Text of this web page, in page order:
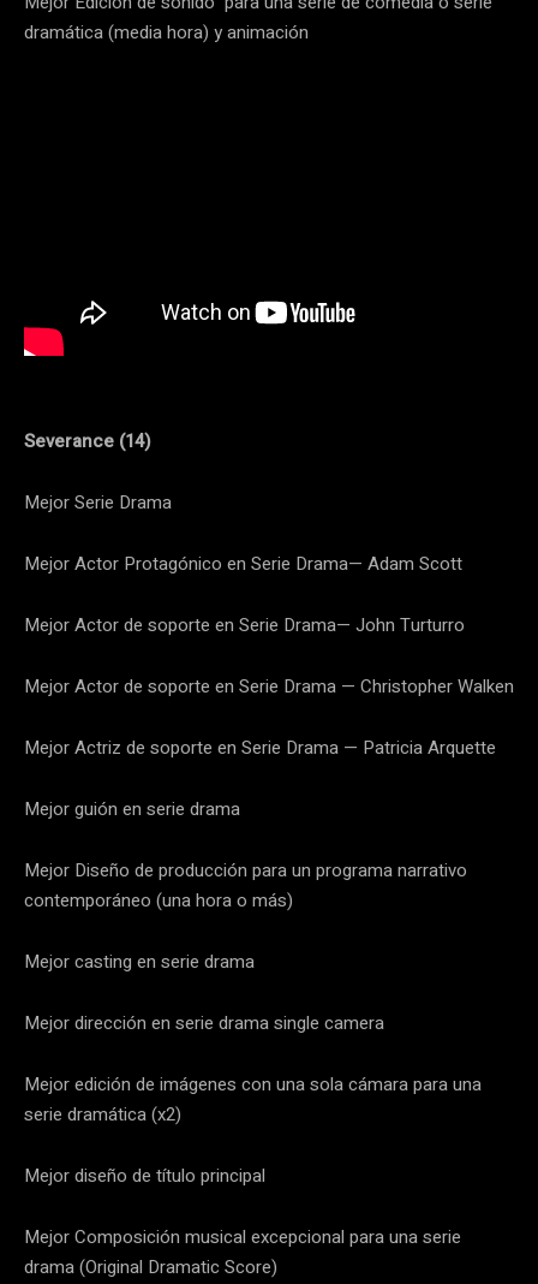
dramática (media hora) y animación
Severance (14)
Mejor Serie Drama
Mejor Actor Protagónico en Serie Drama— Adam Scott
Mejor Actor de soporte en Serie Drama— John Turturro
Mejor Actor de soporte en Serie Drama — Christopher Walken
Mejor Actriz de soporte en Serie Drama — Patricia Arquette
Mejor guión en serie drama
Mejor Diseño de producción para un programa narrativo
contemporáneo (una hora o más)
Mejor casting en serie drama
Mejor dirección en serie drama single camera
Mejor edición de imágenes con una sola cámara para una
serie dramática (x2)
Mejor diseño de título principal
Mejor Composición musical excepcional para una serie
drama (Original Dramatic Score)